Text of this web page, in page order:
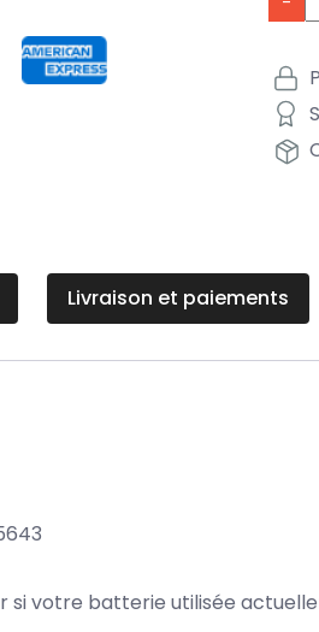
Livraison et paiements
si votre batterie utilisée